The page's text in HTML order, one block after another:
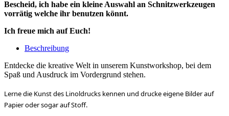
Bescheid, ich habe ein kleine Auswahl an Schnitzwerkzeugen
vorrätig welche ihr benutzen könnt.
Ich freue mich auf Euch!
Beschreibung
Entdecke die kreative Welt in unserem Kunstworkshop, bei dem
Spaß und Ausdruck im Vordergrund stehen.
Lerne die Kunst des Linoldrucks kennen und drucke eigene Bilder auf
Papier oder sogar auf Stoff.